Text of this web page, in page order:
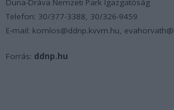
Duna-Dráva Nemzeti Park Igazgatóság
Telefon: 30/377-3388, 30/326-9459
E-mail: komlos@ddnp.kvvm.hu,
Forrás: ddnp.hu